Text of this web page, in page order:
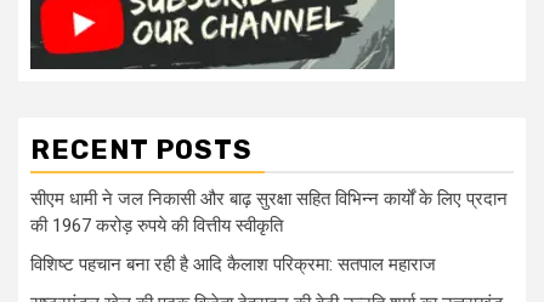
RECENT POSTS
सीएम धामी ने जल निकासी और बाढ़ सुरक्षा सहित विभिन्न कार्यों के लिए प्रदान
की 1967 करोड़ रुपये की वित्तीय स्वीकृति
विशिष्ट पहचान बना रही है आदि कैलाश परिक्रमा: सतपाल महाराज